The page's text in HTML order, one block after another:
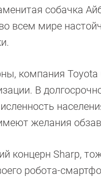
собачка
всем мире
компания
В
желания
концерн Sharp,
робота-